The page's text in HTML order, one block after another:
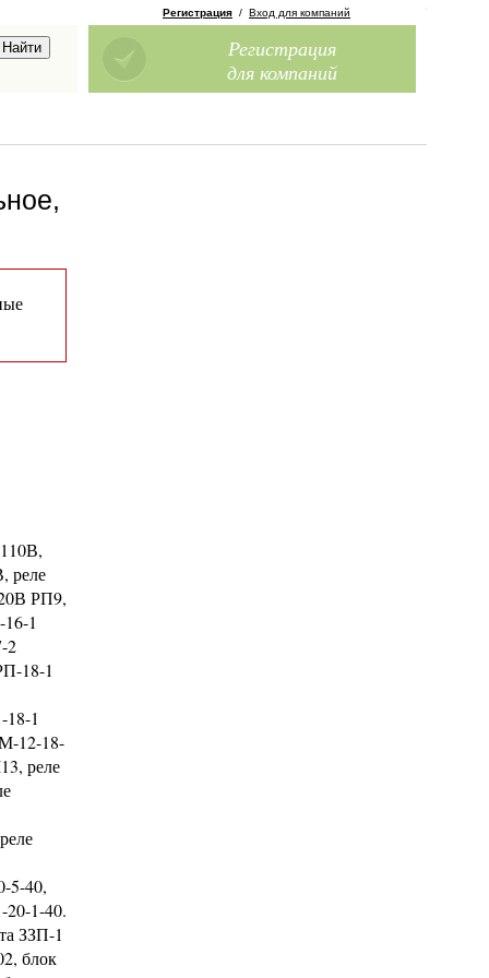
Регистрация / Вход для компаний
Регистрация
для компаний
реле
РП9,
1
2
18-1
1
12-18-
реле
5-40,
1-40.
ЗЗП-1
блок